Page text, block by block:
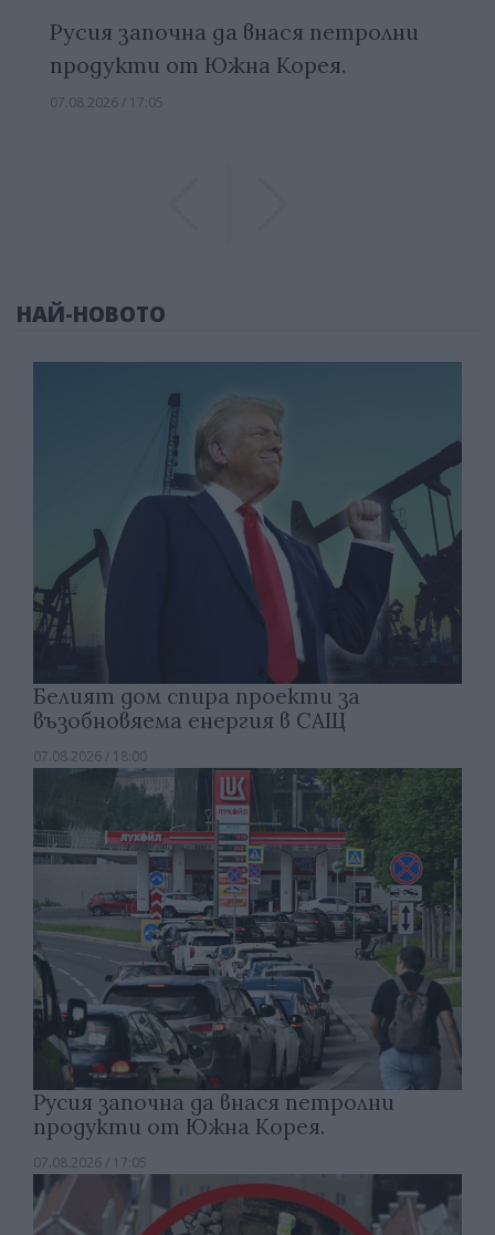
Русия започна да внася петролни
продукти от Южна Корея.
07.08.2026 / 17:05
НАЙ-НОВОТО
Белият дом спира проекти за
възобновяема енергия в САЩ
07.08.2026 / 18:00
Русия започна да внася петролни
продукти от Южна Корея.
07.08.2026 / 17:05